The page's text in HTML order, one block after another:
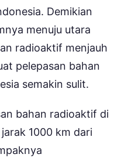
Demikian
menuju utara
radioaktif menjauh
pelepasan bahan
semakin sulit.
bahan radioaktif di
1000 km dari